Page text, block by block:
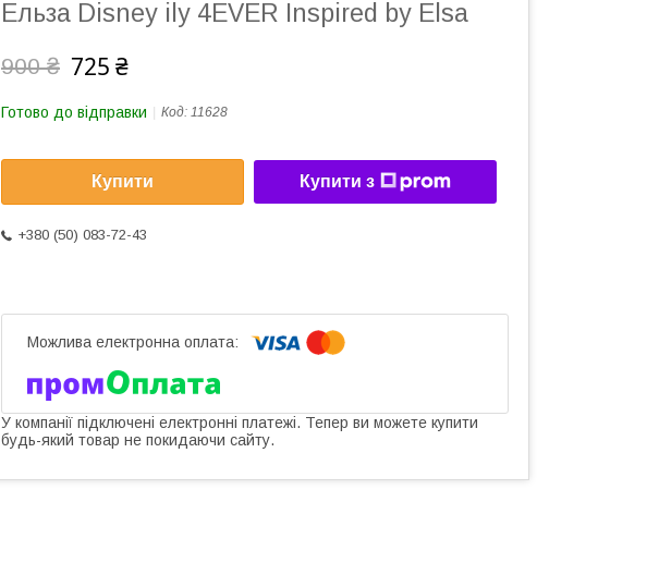
Ельза Disney ily 4EVER Inspired by Elsa
900 ₴ 725 ₴
Готово до відправки Код: 11628
Купити Купити з
+380 (50) 083-72-43
У компанії підключені електронні платежі. Тепер ви можете купити
будь-який товар не покидаючи сайту.